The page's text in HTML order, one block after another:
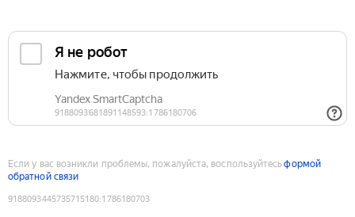
Если у вас возникли проблемы, пожалуйста, воспользуйтесьформой
обратной связи
9188093445735715180:1786180703